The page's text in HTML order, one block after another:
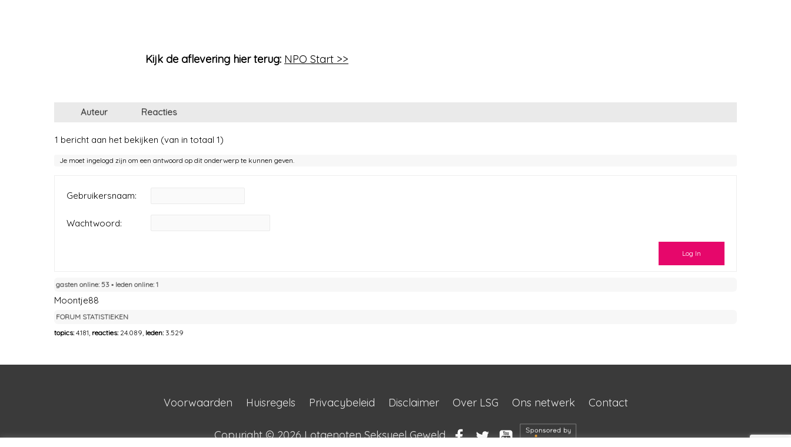
Kijk de aflevering hier terug: NPO Start >>
Auteur Reacties
1 bericht aan het bekijken (van in totaal 1)
Je moet ingelogd zijn om een antwoord op dit onderwerp te kunnen geven.
Gebruikersnaam:
Wachtwoord:
Log In
gasten online: 53 ▪︎ leden online: 1
Moontje88
FORUM STATISTIEKEN
topics: 4.181, reacties: 24.089, leden: 3.529
Voorwaarden Huisregels Privacybeleid Disclaimer Over LSG Ons netwerk Contact
Copyright © 2026Lotgenoten Seksueel Geweld